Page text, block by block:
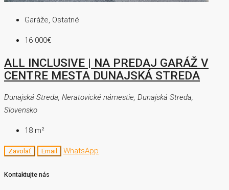
Garáže, Ostatné
16 000€
ALL INCLUSIVE | NA PREDAJ GARÁŽ V
CENTRE MESTA DUNAJSKÁ STREDA
Dunajská Streda, Neratovické námestie, Dunajská Streda,
Slovensko
18 m²
Zavolať Email WhatsApp
Kontaktujte nás